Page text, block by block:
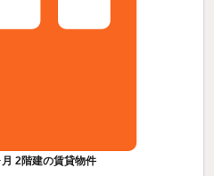
2階建の賃貸物件